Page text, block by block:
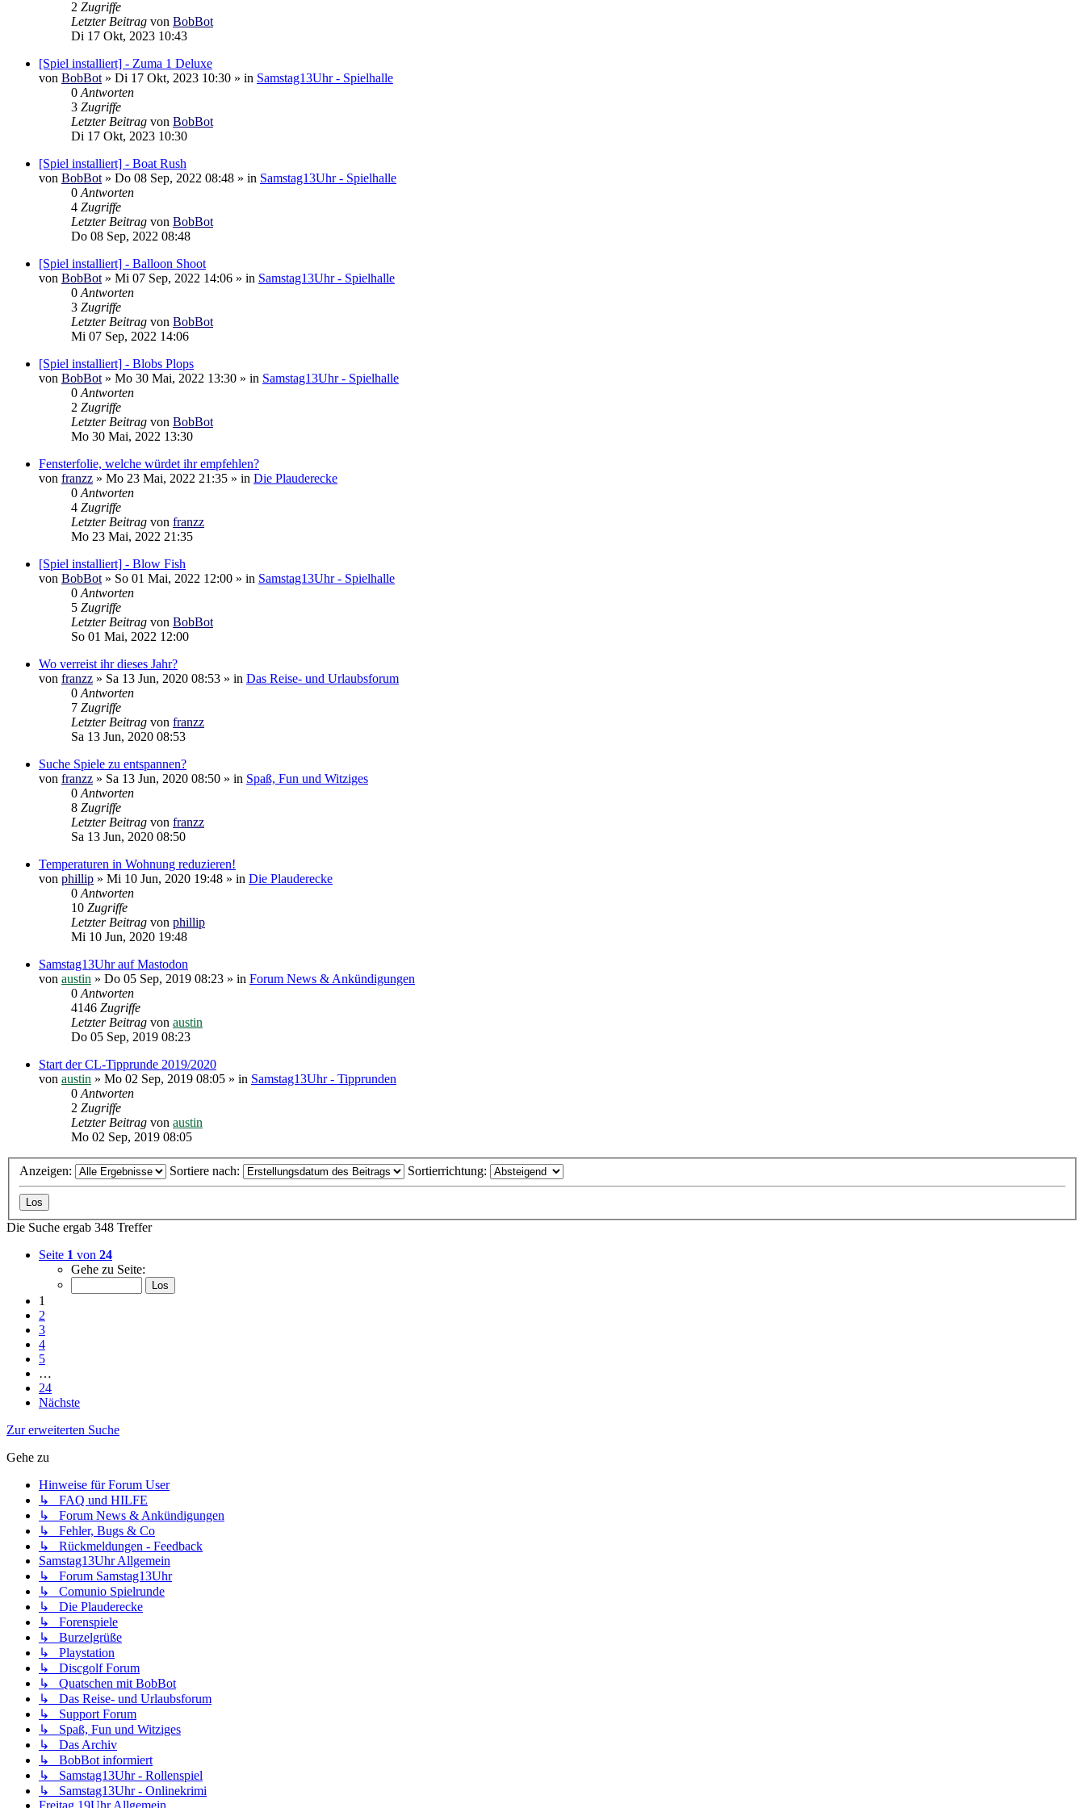
2 Zugriffe
Letzter Beitrag von BobBot
Di 17 Okt, 2023 10:43
[Spiel installiert] - Zuma 1 Deluxe
von BobBot » Di 17 Okt, 2023 10:30 » in Samstag13Uhr - Spielhalle
0 Antworten
3 Zugriffe
Letzter Beitrag von BobBot
Di 17 Okt, 2023 10:30
[Spiel installiert] - Boat Rush
von BobBot » Do 08 Sep, 2022 08:48 » in Samstag13Uhr - Spielhalle
0 Antworten
4 Zugriffe
Letzter Beitrag von BobBot
Do 08 Sep, 2022 08:48
[Spiel installiert] - Balloon Shoot
von BobBot » Mi 07 Sep, 2022 14:06 » in Samstag13Uhr - Spielhalle
0 Antworten
3 Zugriffe
Letzter Beitrag von BobBot
Mi 07 Sep, 2022 14:06
[Spiel installiert] - Blobs Plops
von BobBot » Mo 30 Mai, 2022 13:30 » in Samstag13Uhr - Spielhalle
0 Antworten
2 Zugriffe
Letzter Beitrag von BobBot
Mo 30 Mai, 2022 13:30
Fensterfolie, welche würdet ihr empfehlen?
von franzz » Mo 23 Mai, 2022 21:35 » in Die Plauderecke
0 Antworten
4 Zugriffe
Letzter Beitrag von franzz
Mo 23 Mai, 2022 21:35
[Spiel installiert] - Blow Fish
von BobBot » So 01 Mai, 2022 12:00 » in Samstag13Uhr - Spielhalle
0 Antworten
5 Zugriffe
Letzter Beitrag von BobBot
So 01 Mai, 2022 12:00
Wo verreist ihr dieses Jahr?
von franzz » Sa 13 Jun, 2020 08:53 » in Das Reise- und Urlaubsforum
0 Antworten
7 Zugriffe
Letzter Beitrag von franzz
Sa 13 Jun, 2020 08:53
Suche Spiele zu entspannen?
von franzz » Sa 13 Jun, 2020 08:50 » in Spaß, Fun und Witziges
0 Antworten
8 Zugriffe
Letzter Beitrag von franzz
Sa 13 Jun, 2020 08:50
Temperaturen in Wohnung reduzieren!
von phillip » Mi 10 Jun, 2020 19:48 » in Die Plauderecke
0 Antworten
10 Zugriffe
Letzter Beitrag von phillip
Mi 10 Jun, 2020 19:48
Samstag13Uhr auf Mastodon
von austin » Do 05 Sep, 2019 08:23 » in Forum News & Ankündigungen
0 Antworten
4146 Zugriffe
Letzter Beitrag von austin
Do 05 Sep, 2019 08:23
Start der CL-Tipprunde 2019/2020
von austin » Mo 02 Sep, 2019 08:05 » in Samstag13Uhr - Tipprunden
0 Antworten
2 Zugriffe
Letzter Beitrag von austin
Mo 02 Sep, 2019 08:05
Anzeigen: Sortiere nach: Sortierrichtung:
Die Suche ergab 348 Treffer
Seite 1 von 24
Gehe zu Seite:
1
2
3
4
5
…
24
Nächste
Zur erweiterten Suche
Gehe zu
Hinweise für Forum User
↳ FAQ und HILFE
↳ Forum News & Ankündigungen
↳ Fehler, Bugs & Co
↳ Rückmeldungen - Feedback
Samstag13Uhr Allgemein
↳ Forum Samstag13Uhr
↳ Comunio Spielrunde
↳ Die Plauderecke
↳ Forenspiele
↳ Burzelgrüße
↳ Playstation
↳ Discgolf Forum
↳ Quatschen mit BobBot
↳ Das Reise- und Urlaubsforum
↳ Support Forum
↳ Spaß, Fun und Witziges
↳ Das Archiv
↳ BobBot informiert
↳ Samstag13Uhr - Rollenspiel
↳ Samstag13Uhr - Onlinekrimi
Freitag 19Uhr Allgemein